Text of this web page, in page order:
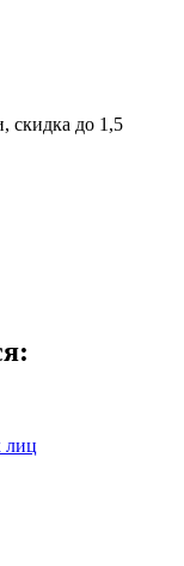
скидка до 1,5
лиц